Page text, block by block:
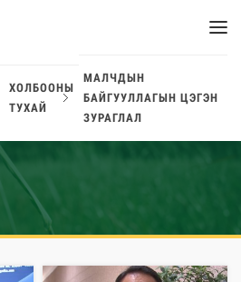
ХОЛБООНЫ
ТУХАЙ
МАЛЧДЫН
БАЙГУУЛЛАГЫН ЦЭГЭН
ЗУРАГЛАЛ